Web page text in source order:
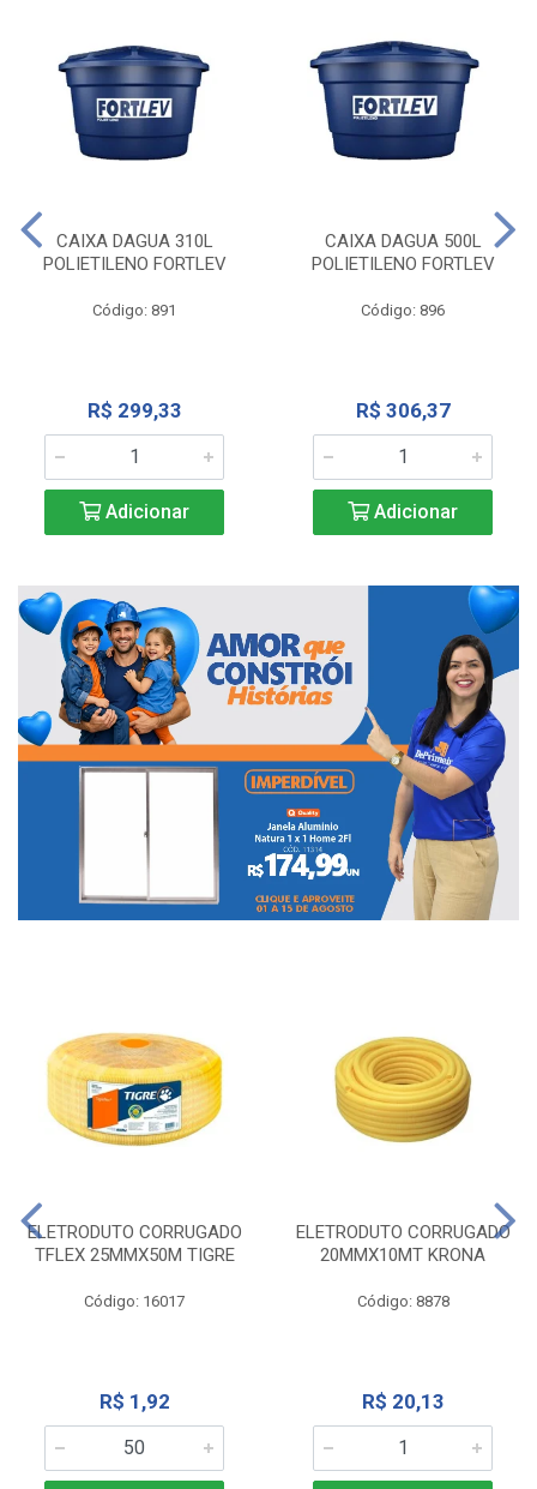
CAIXA DAGUA 310L
POLIETILENO FORTLEV
Código: 891
R$ 299,33
Adicionar
CAIXA DAGUA 500L
POLIETILENO FORTLEV
Código: 896
R$ 306,37
Adicionar
ELETRODUTO CORRUGADO
TFLEX 25MMX50M TIGRE
Código: 16017
R$ 1,92
ELETRODUTO CORRUGADO
20MMX10MT KRONA
Código: 8878
R$ 20,13